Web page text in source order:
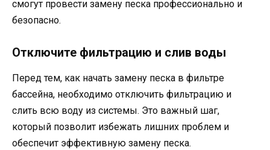
смогут провести замену песка профессионально и
безопасно.
Отключите фильтрацию и слив воды
Перед тем, как начать замену песка в фильтре
бассейна, необходимо отключить фильтрацию и
слить всю воду из системы. Это важный шаг,
который позволит избежать лишних проблем и
обеспечит эффективную замену песка.